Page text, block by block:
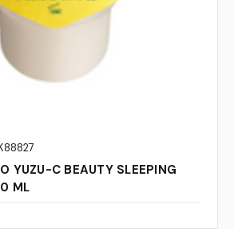
YUZU-C BEAUTY SLEEPING
ML